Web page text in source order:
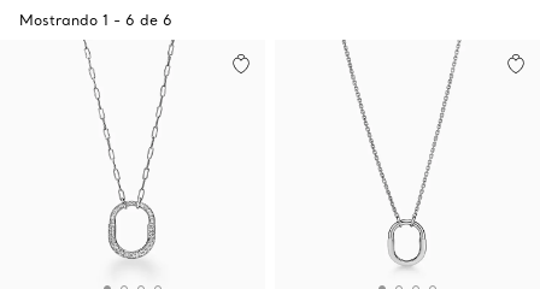
Mostrando 1 - 6 de 6